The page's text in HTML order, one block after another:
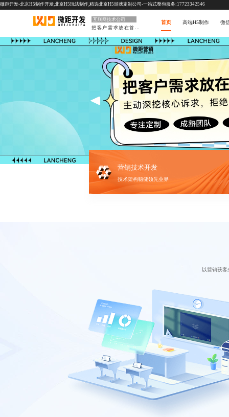
微距开发-北京H5制作开发,北京H5玩法制作,精选北京H5游戏定制公司-一站式整包服务:17723342546
互联网技术公司
首页 高端H5制作 微
营销技术开发
技术架构稳健领先业界
以营销获